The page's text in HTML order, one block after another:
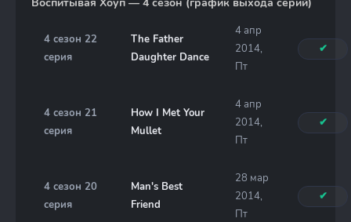
4 сезон 22
серия
The Father
Daughter Dance
4 апр
2014,
Пт
✔
4 сезон 21
серия
How I Met Your
Mullet
4 апр
2014,
Пт
✔
4 сезон 20
серия
Man's Best
Friend
28 мар
2014,
Пт
✔